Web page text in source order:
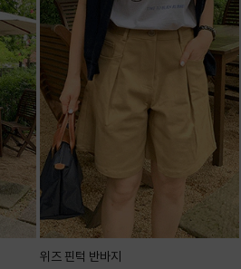
위즈 핀턱 반바지